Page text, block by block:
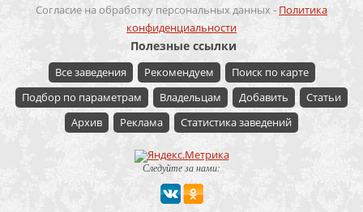
Согласие на обработку персональных данных - Политика
конфиденциальности
Полезные ссылки
Все заведения Рекомендуем
Поиск по карте
Подбор по параметрам
Владельцам Добавить
Статьи
Архив
Реклама Статистика заведений
Следуйте за нами: